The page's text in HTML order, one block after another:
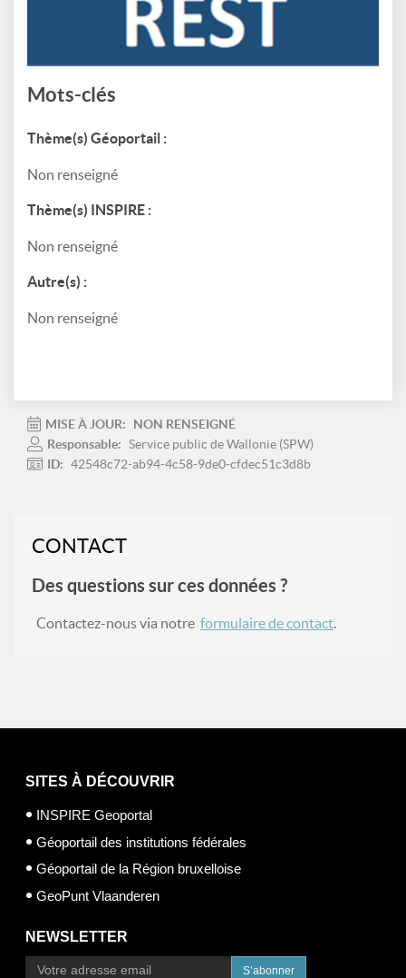
Mots-clés
Thème(s) Géoportail :
Non renseigné
Thème(s) INSPIRE :
Non renseigné
Autre(s) :
Non renseigné
MISE À JOUR:
NON RENSEIGNÉ
Responsable: Service public de Wallonie (SPW)
ID: 42548c72-ab94-4c58-9de0-cfdec51c3d8b
CONTACT
Des questions sur ces données ?
Contactez-nous via notre formulaire de contact.
SITES À DÉCOUVRIR
INSPIRE Geoportal
Géoportail des institutions fédérales
Géoportail de la Région bruxelloise
GeoPunt Vlaanderen
NEWSLETTER
S’abonner